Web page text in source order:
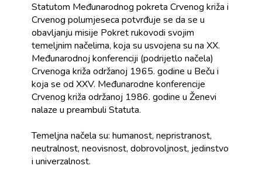
Statutom Međunarodnog pokreta Crvenog križa i
Crvenog polumjeseca potvrđuje se da se u
obavljanju misije Pokret rukovodi svojim
temeljnim načelima, koja su usvojena su na XX.
Međunarodnoj konferenciji (podrijetlo načela)
Crvenoga križa održanoj 1965. godine u Beču i
koja se od XXV. Međunarodne konferencije
Crvenog križa održanoj 1986. godine u Ženevi
nalaze u preambuli Statuta.
Temeljna načela su: humanost, nepristranost,
neutralnost, neovisnost, dobrovoljnost, jedinstvo
i univerzalnost.